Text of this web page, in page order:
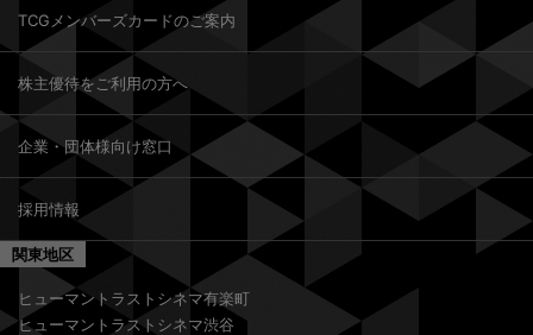
TCGメンバーズカードのご案内
株主優待をご利用の方へ
企業・団体様向け窓口
採用情報
関東地区
ヒューマントラストシネマ有楽町
ヒューマントラストシネマ渋谷